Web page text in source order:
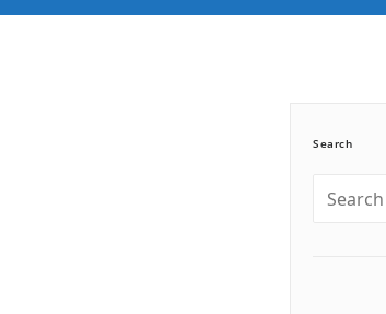
Search